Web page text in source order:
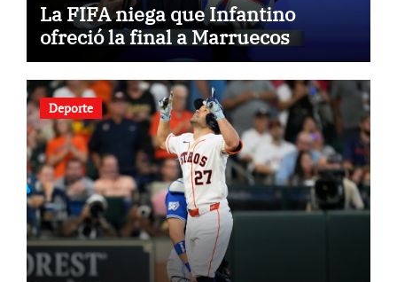
La FIFA niega que Infantino
ofreció la final a Marruecos
Deporte